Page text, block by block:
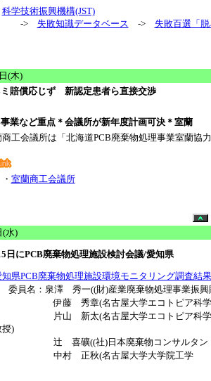
科学技術振興機構(JST)
失敗知識データベース -> 失敗百選 「
(木)
賠償応じず 新認定患者ら直接交渉
業など重点＊会議所が新年度計画可決＊室蘭
工会議所は「北海道PCB廃棄物処理事業室蘭協
室蘭商工会議所
(水)
日にPCB廃棄物処理施設検討会議/愛知県
知県PCB廃棄物処理施設環境モニタリング調査結
委員名：泉澤 秀一((財)産業廃棄物処理事業振興
伊藤 秀章(名古屋大学エコトピア科
片山 新太(名古屋大学エコトピア科
授)
辻 喜礦((社)日本廃棄物コンサルタン
中村 正秋(名古屋大学大学院工学